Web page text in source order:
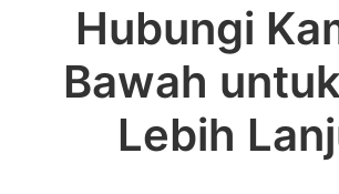
Hubungi
Bawah
Lebih